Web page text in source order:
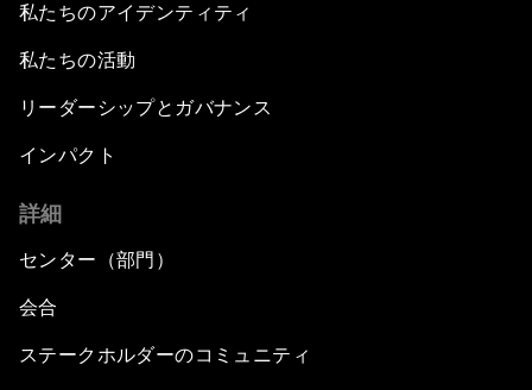
私たちのアイデンティティ
私たちの活動
リーダーシップとガバナンス
インパクト
詳細
センター（部門）
会合
ステークホルダーのコミュニティ